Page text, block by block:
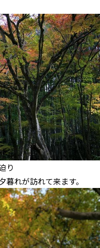
り
れが訪れて来ます。